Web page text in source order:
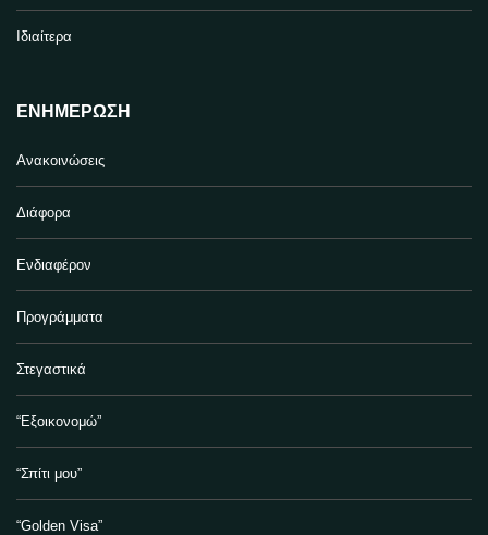
Ιδιαίτερα
ΕΝΗΜΈΡΩΣΗ
Ανακοινώσεις
Διάφορα
Ενδιαφέρον
Προγράμματα
Στεγαστικά
“Εξοικονομώ”
“Σπίτι μου”
“Golden Visa”